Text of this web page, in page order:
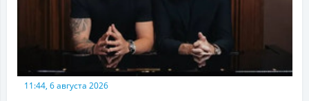
11:44, 6 августа 2026